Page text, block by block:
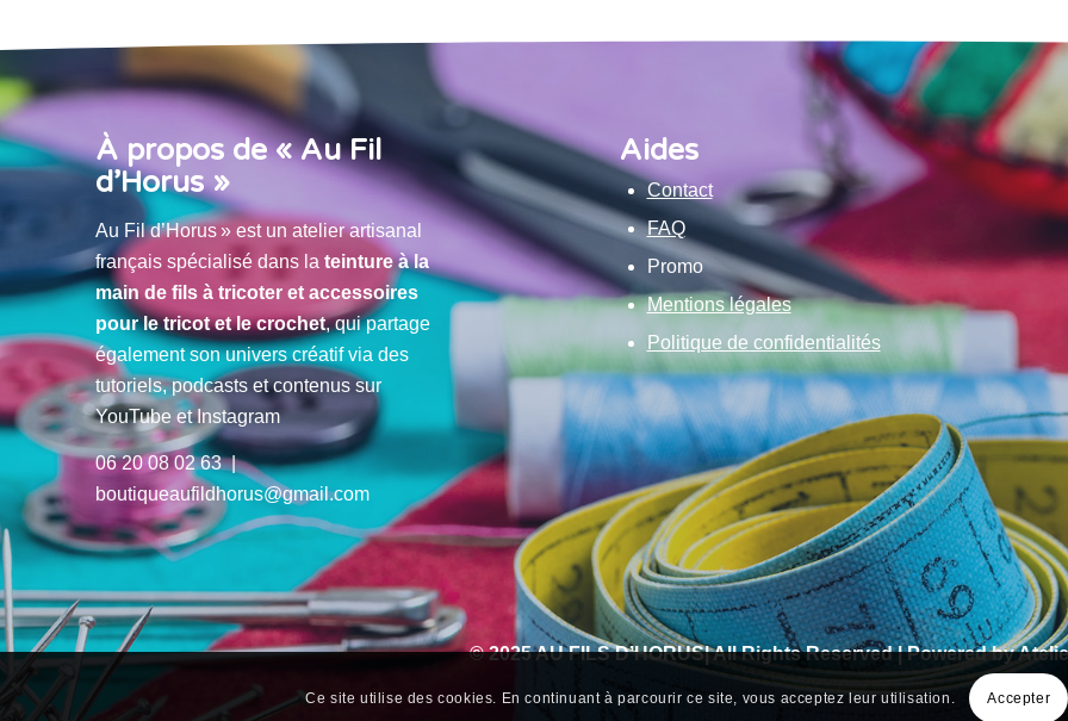
À propos de « Au Fil
d’Horus »
Au Fil d’Horus » est un atelier artisanal
français spécialisé dans la teinture à la
main de fils à tricoter et accessoires
pour le tricot et le crochet, qui partage
également son univers créatif via des
tutoriels, podcasts et contenus sur
YouTube et Instagram
06 20 08 02 63 |
boutiqueaufildhorus@gmail.com
Aides
Contact
FAQ
Promo
Mentions légales
Politique de confidentialités
© 2025 AU FILS D’HORUS| All Rights Reserved | Powered by
Ce site utilise des cookies. En continuant à parcourir ce site, vous acceptez leur utilisation. Accepter